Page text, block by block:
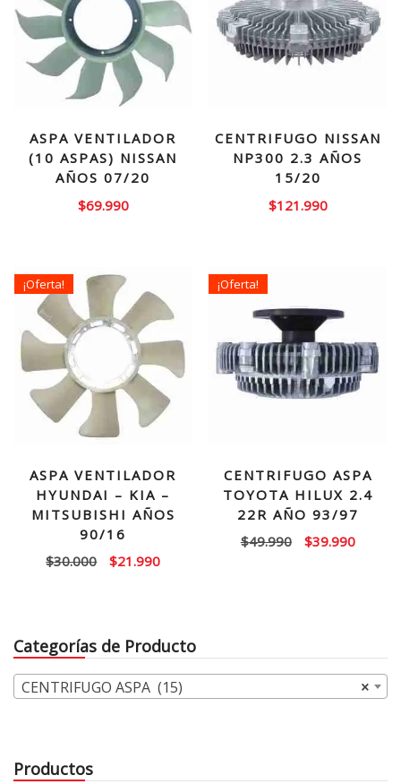
ASPA VENTILADOR
(10 ASPAS) NISSAN
AÑOS 07/20
$69.990
CENTRIFUGO NISSAN
NP300 2.3 AÑOS
15/20
$121.990
¡Oferta!
ASPA VENTILADOR
HYUNDAI – KIA –
MITSUBISHI AÑOS
90/16
$30.000
El
$30.000.
$21.990El
$21.990.
¡Oferta!
CENTRIFUGO ASPA
TOYOTA HILUX 2.4
22R AÑO 93/97
$49.990
El
$39.990El
Categorías de Producto
×
CENTRIFUGO ASPA (15)
Productos